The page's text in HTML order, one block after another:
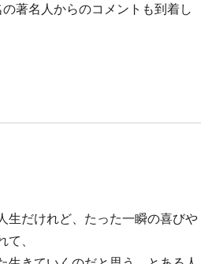
著名人からのコメントも到着し
生だけれど、たった一瞬の喜びや
、